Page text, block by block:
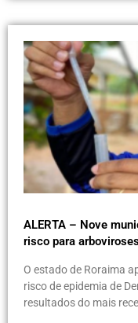
ALERTA – Nove
risco para arboviroses
O estado de Roraima
risco de epidemia de
resultados do mais